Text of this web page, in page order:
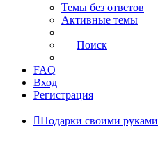
Темы без ответов
Активные темы
Поиск
FAQ
Вход
Регистрация
Подарки своими руками